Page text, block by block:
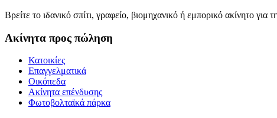
Βρείτε το ιδανικό σπίτι, γραφείο, βιομηχανικό ή εμπορικό ακίνητο
Ακίνητα προς πώληση
Κατοικίες
Επαγγελματικά
Οικόπεδα
Ακίνητα επένδυσης
Φωτοβολταϊκά πάρκα